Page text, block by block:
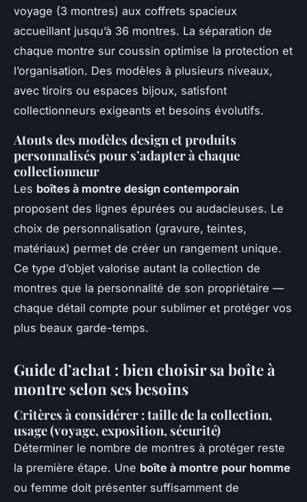
voyage (3 montres) aux coffrets spacieux
accueillant jusqu’à 36 montres. La séparation de
chaque montre sur coussin optimise la protection et
l’organisation. Des modèles à plusieurs niveaux,
avec tiroirs ou espaces bijoux, satisfont
collectionneurs exigeants et besoins évolutifs.
Atouts des modèles design et produits
personnalisés pour s’adapter à chaque
collectionneur
Les boîtes à montre design contemporain
proposent des lignes épurées ou audacieuses. Le
choix de personnalisation (gravure, teintes,
matériaux) permet de créer un rangement unique.
Ce type d’objet valorise autant la collection de
montres que la personnalité de son propriétaire —
chaque détail compte pour sublimer et protéger vos
plus beaux garde-temps.
Guide d’achat : bien choisir sa boîte à
montre selon ses besoins
Critères à considérer : taille de la collection,
usage (voyage, exposition, sécurité)
Déterminer le nombre de montres à protéger reste
la première étape. Une boîte à montre pour homme
ou femme doit présenter suffisamment de